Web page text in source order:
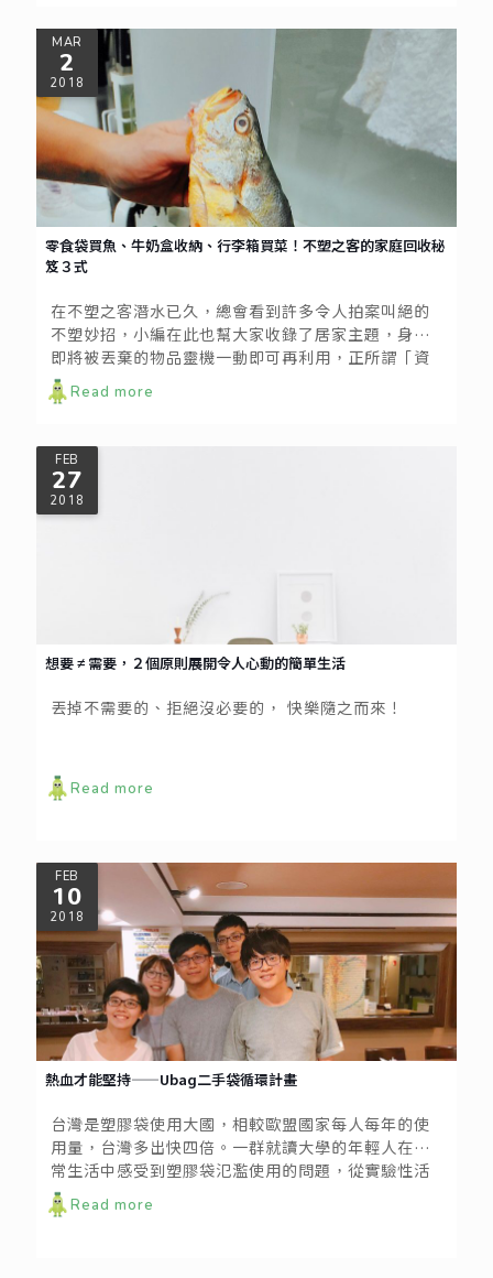
這波趨勢，讓我們以上週末剛滿十歲的大港開唱作為
觀察對象，實地探查一番。
MAR
2
2018
零食袋買魚、牛奶盒收納、行李箱買菜！不塑之客的家庭回收秘
笈３式
在不塑之客潛水已久，總會看到許多令人拍案叫絕的
不塑妙招，小編在此也幫大家收錄了居家主題，身邊
即將被丟棄的物品靈機一動即可再利用，正所謂「資
源放錯地方變垃圾；垃圾放對地方變資源」，快來看
看瀕臨丟棄的零食袋、牛奶盒和行李箱可以如何化身
之客！
Read more
FEB
27
2018
想要 ≠ 需要，２個原則展開令人心動的簡單生活
丟掉不需要的、拒絕沒必要的， 快樂隨之而來！
Read more
FEB
10
2018
熱血才能堅持——Ubag二手袋循環計畫
台灣是塑膠袋使用大國，相較歐盟國家每人每年的使
用量，台灣多出快四倍。一群就讀大學的年輕人在日
常生活中感受到塑膠袋氾濫使用的問題，從實驗性活
動開始，展開一場二手袋循環計畫。
Read more